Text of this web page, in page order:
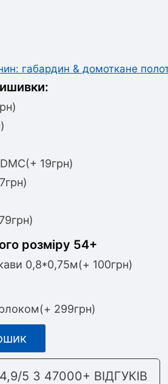
габардин & домоткане
19грн)
розміру 54+
0,8*0,75м(+ 100грн)
299грн)
З 47000+ ВІДГУКІВ